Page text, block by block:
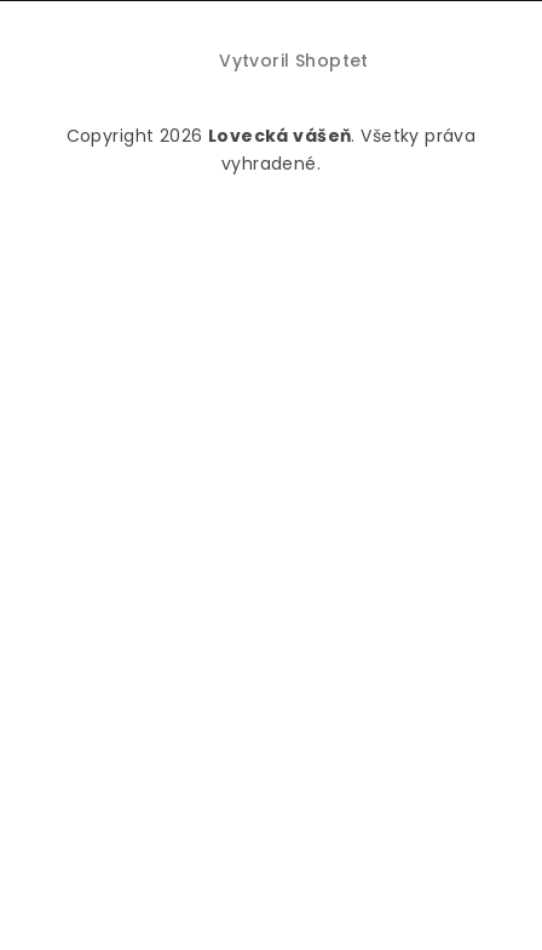
Vytvoril Shoptet
Copyright 2026 Lovecká vášeň. Všetky práva
vyhradené.